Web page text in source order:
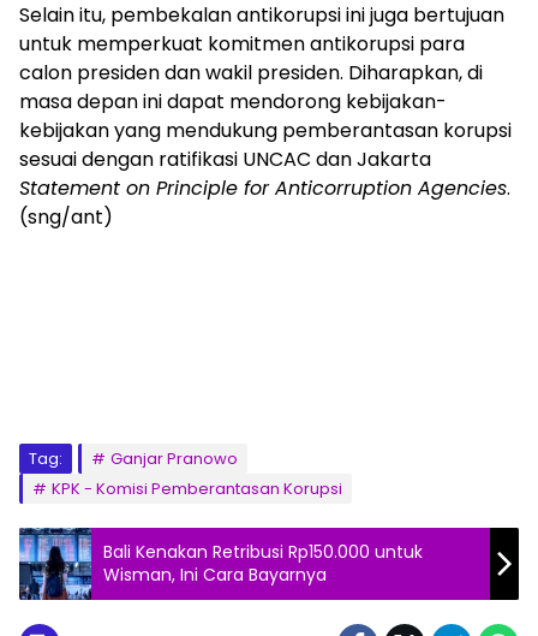
Selain itu, pembekalan antikorupsi ini juga bertujuan
untuk memperkuat komitmen antikorupsi para
calon presiden dan wakil presiden. Diharapkan, di
masa depan ini dapat mendorong kebijakan-
kebijakan yang mendukung pemberantasan korupsi
sesuai dengan ratifikasi UNCAC dan Jakarta
Statement on Principle for Anticorruption Agencies.
(sng/ant)
Tag:
Ganjar Pranowo
KPK - Komisi Pemberantasan Korupsi
Bali Kenakan Retribusi Rp150.000 untuk
Wisman, Ini Cara Bayarnya